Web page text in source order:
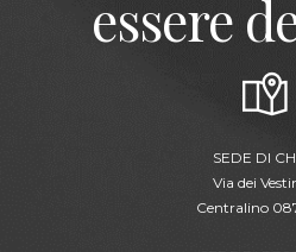
essere
SEDE DI
Via dei
Centralino